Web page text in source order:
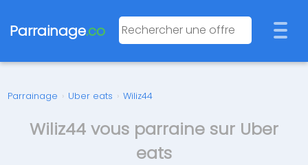
Parrainage.co
Parrainage › Uber eats › Wiliz44
Wiliz44 vous parraine sur Uber
eats